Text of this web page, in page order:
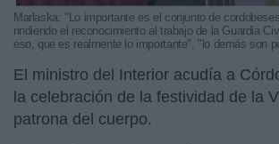
Marlaska: "Lo importante es el conjunto de
rindiendo el reconocimiento al trabajo de la Guardia
eso, que es realmente lo importante", "lo demás son
El ministro del Interior acudía a
la celebración de la festividad de la
patrona del cuerpo.